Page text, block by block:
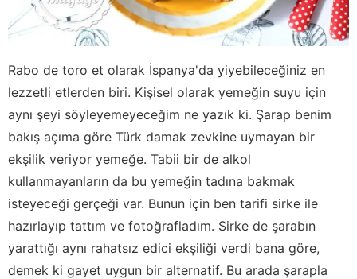
Rabo de toro et olarak İspanya'da yiyebileceğiniz en
lezzetli etlerden biri. Kişisel olarak yemeğin suyu için
aynı şeyi söyleyemeyeceğim ne yazık ki. Şarap benim
bakış açıma göre Türk damak zevkine uymayan bir
ekşilik veriyor yemeğe. Tabii bir de alkol
kullanmayanların da bu yemeğin tadına bakmak
isteyeceği gerçeği var. Bunun için ben tarifi sirke ile
hazırlayıp tattım ve fotoğrafladım. Sirke de şarabın
yarattığı aynı rahatsız edici ekşiliği verdi bana göre,
demek ki gayet uygun bir alternatif. Bu arada şarapla